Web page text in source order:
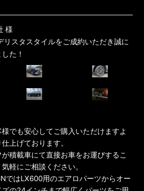
様
リスタスタイルをご成約いただき誠に
た！
でも安心してご購入いただけますよ
上げております。
積載車にて直接お車をお運びするこ
軽にご相談ください。
ではLX600用のエアロパーツからオー